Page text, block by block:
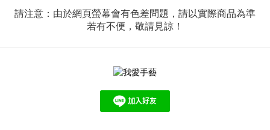
請注意：由於網頁螢幕會有色差問題，請以實際商品為準
若有不便，敬請見諒！